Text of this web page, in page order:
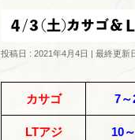
４/３(土)カサゴ＆
投稿日 : 2021年4月4日 最終更新
カサゴ 7～
LTアジ 10